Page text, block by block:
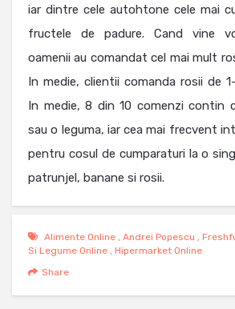
iar dintre cele autohtone cele mai
fructele de padure. Cand vine
oamenii au comandat cel mai mult
In medie, clientii comanda rosii de
In medie, 8 din 10 comenzi contin
sau o leguma, iar cea mai frecvent
pentru cosul de cumparaturi la o
patrunjel, banane si rosii.
Alimente Online , Andrei Popescu ,
Si Legume Online , Hipermarket Online
Share